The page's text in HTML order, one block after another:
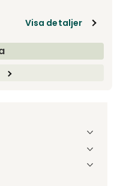
Visa detaljer
på din